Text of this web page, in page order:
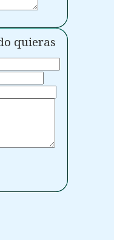
quieras